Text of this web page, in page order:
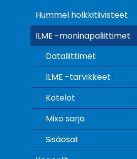
Hummel holkkitiivisteet
ILME -moninapaliittimet
Dataliittimet
ILME -tarvikkeet
Kotelot
Mixo sarja
Sisäosat